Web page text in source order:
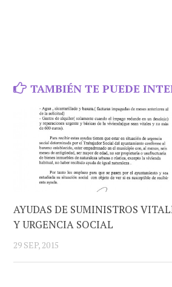
TAMBIÉN TE PUEDE
AYUDAS DE SUMINISTROS
Y URGENCIA SOCIAL
29 SEP, 2015